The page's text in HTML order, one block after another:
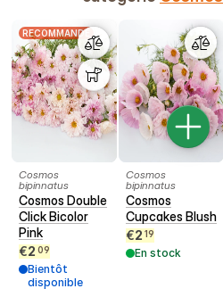
RECOMMANDÉ
Cosmos
bipinnatus
Cosmos Double
Click Bicolor
Pink
€2 09
Bientôt
disponible
Cosmos
bipinnatus
Cosmos
Cupcakes Blush
€2 19
En stock